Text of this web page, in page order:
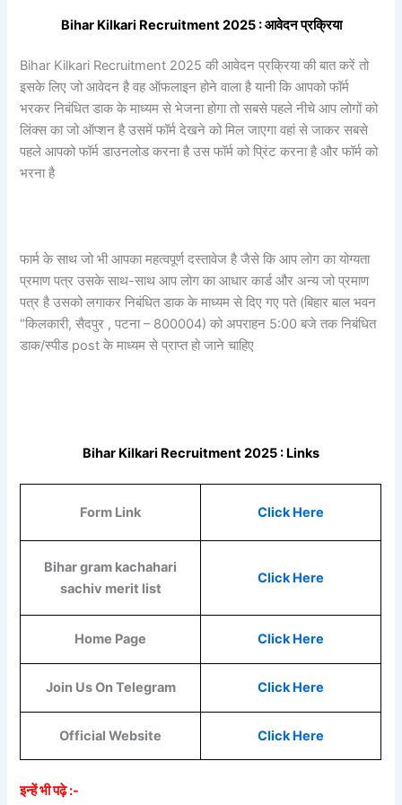
Bihar Kilkari Recruitment 2025 : आवेदन प्रक्रिया
Bihar Kilkari Recruitment 2025 की आवेदन प्रक्रिया की बात करें तो
इसके लिए जो आवेदन है वह ऑफलाइन होने वाला है यानी कि आपको फॉर्म
भरकर निबंधित डाक के माध्यम से भेजना होगा तो सबसे पहले नीचे आप लोगों को
लिंक्स का जो ऑप्शन है उसमें फॉर्म देखने को मिल जाएगा वहां से जाकर सबसे
पहले आपको फॉर्म डाउनलोड करना है उस फॉर्म को प्रिंट करना है और फॉर्म को
भरना है
फार्म के साथ जो भी आपका महत्वपूर्ण दस्तावेज है जैसे कि आप लोग का योग्यता
प्रमाण पत्र उसके साथ-साथ आप लोग का आधार कार्ड और अन्य जो प्रमाण
पत्र है उसको लगाकर निबंधित डाक के माध्यम से दिए गए पते (बिहार बाल भवन
“किलकारी, सैदपुर , पटना – 800004) को अपराहन 5:00 बजे तक निबंधित
डाक/स्पीड post के माध्यम से प्राप्त हो जाने चाहिए
Bihar Kilkari Recruitment 2025 : Links
Form Link Click Here
Bihar gram kachahari
sachiv merit list
Click Here
Home Page Click Here
Join Us On Telegram Click Here
Official Website Click Here
इन्हें भी पढ़े :-